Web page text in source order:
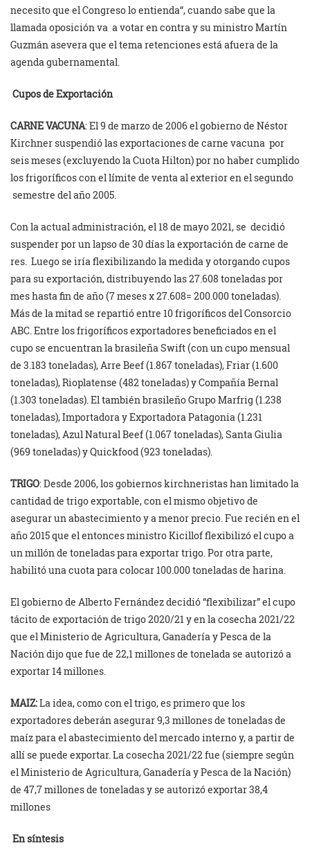
necesito que el Congreso lo entienda“, cuando sabe que la
llamada oposición va a votar en contra y su ministro Martín
Guzmán asevera que el tema retenciones está afuera de la
agenda gubernamental.
Cupos de Exportación
CARNE VACUNA: El 9 de marzo de 2006 el gobierno de Néstor
Kirchner suspendió las exportaciones de carne vacuna por
seis meses (excluyendo la Cuota Hilton) por no haber cumplido
los frigoríficos con el límite de venta al exterior en el segundo
semestre del año 2005.
Con la actual administración, el 18 de mayo 2021, se decidió
suspender por un lapso de 30 días la exportación de carne de
res. Luego se iría flexibilizando la medida y otorgando cupos
para su exportación, distribuyendo las 27.608 toneladas por
mes hasta fin de año (7 meses x 27.608= 200.000 toneladas).
Más de la mitad se repartió entre 10 frigoríficos del Consorcio
ABC. Entre los frigoríficos exportadores beneficiados en el
cupo se encuentran la brasileña Swift (con un cupo mensual
de 3.183 toneladas), Arre Beef (1.867 toneladas), Friar (1.600
toneladas), Rioplatense (482 toneladas) y Compañía Bernal
(1.303 toneladas). El también brasileño Grupo Marfrig (1.238
toneladas), Importadora y Exportadora Patagonia (1.231
toneladas), Azul Natural Beef (1.067 toneladas), Santa Giulia
(969 toneladas) y Quickfood (923 toneladas).
TRIGO: Desde 2006, los gobiernos kirchneristas han limitado la
cantidad de trigo exportable, con el mismo objetivo de
asegurar un abastecimiento y a menor precio. Fue recién en el
año 2015 que el entonces ministro Kicillof flexibilizó el cupo a
un millón de toneladas para exportar trigo. Por otra parte,
habilitó una cuota para colocar 100.000 toneladas de harina.
El gobierno de Alberto Fernández decidió “flexibilizar” el cupo
tácito de exportación de trigo 2020/21 y en la cosecha 2021/22
que el Ministerio de Agricultura, Ganadería y Pesca de la
Nación dijo que fue de 22,1 millones de tonelada se autorizó a
exportar 14 millones.
MAIZ:La idea, como con el trigo, es primero que los
exportadores deberán asegurar 9,3 millones de toneladas de
maíz para el abastecimiento del mercado interno y, a partir de
allí se puede exportar. La cosecha 2021/22 fue (siempre según
el Ministerio de Agricultura, Ganadería y Pesca de la Nación)
de 47,7 millones de toneladas y se autorizó exportar 38,4
millones
En síntesis